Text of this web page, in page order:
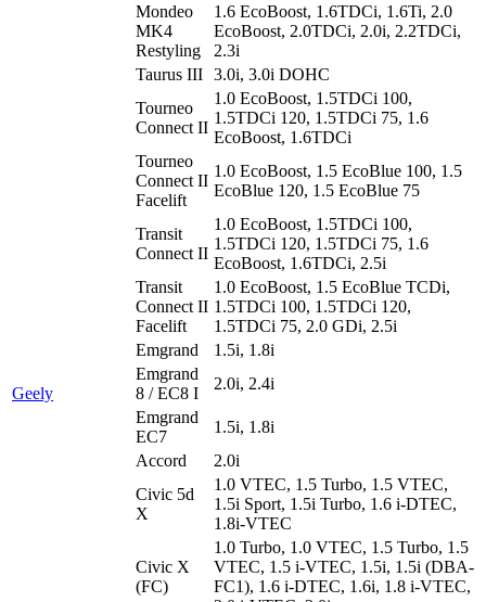
Mondeo
MK4
Restyling
1.6 EcoBoost, 1.6TDCi, 1.6Ti, 2.0
EcoBoost, 2.0TDCi, 2.0i, 2.2TDCi,
2.3i
Taurus III 3.0i, 3.0i DOHC
Tourneo
Connect II
1.0 EcoBoost, 1.5TDCi 100,
1.5TDCi 120, 1.5TDCi 75, 1.6
EcoBoost, 1.6TDCi
Tourneo
Connect II
Facelift
1.0 EcoBoost, 1.5 EcoBlue 100, 1.5
EcoBlue 120, 1.5 EcoBlue 75
Transit
Connect II
1.0 EcoBoost, 1.5TDCi 100,
1.5TDCi 120, 1.5TDCi 75, 1.6
EcoBoost, 1.6TDCi, 2.5i
Transit
Connect II
Facelift
1.0 EcoBoost, 1.5 EcoBlue TCDi,
1.5TDCi 100, 1.5TDCi 120,
1.5TDCi 75, 2.0 GDi, 2.5i
Geely
Emgrand
1.5i, 1.8i
Emgrand
8 / EC8 I
2.0i, 2.4i
Emgrand
EC7
1.5i, 1.8i
Accord
2.0i
Civic 5d
X
1.0 VTEC, 1.5 Turbo, 1.5 VTEC,
1.5i Sport, 1.5i Turbo, 1.6 i-DTEC,
1.8i-VTEC
Civic X
(FC)
1.0 Turbo, 1.0 VTEC, 1.5 Turbo, 1.5
VTEC, 1.5 i-VTEC, 1.5i, 1.5i (DBA-
FC1), 1.6 i-DTEC, 1.6i, 1.8 i-VTEC,